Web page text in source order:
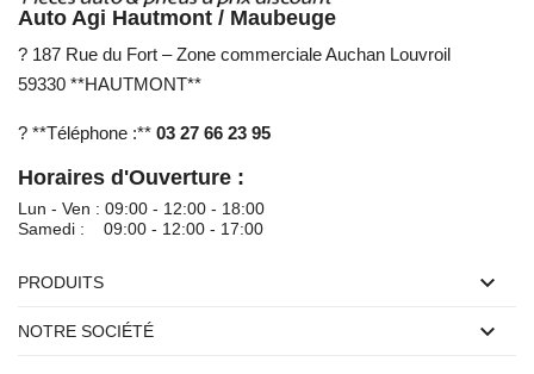
Auto Agi Hautmont / Maubeuge
? 187 Rue du Fort – Zone commerciale Auchan Louvroil
59330 **HAUTMONT**
? **Téléphone :** 03 27 66 23 95
Horaires d'Ouverture :
Lun - Ven : 09:00 - 12:00 - 18:00
Samedi : 09:00 - 12:00 - 17:00
PRODUITS 
NOTRE SOCIÉTÉ 